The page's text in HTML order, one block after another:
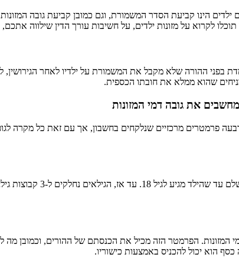
ילדים הינו קביעת הסדר המשמורת, וגם כמובן קביעת גובה
לקרוא על מזונות ילדים, על חשיבות עורך הדין שילווה אתכם,
בפני ההורה שלא מקבל את המשמורת על ילדיו לאחר
שהוא ממלא את חובתו הכספית.
את גובה דמי המזונות
פרמטרים מרכזיים שנלקחים בחשבון, אך עם זאת כל מקרה
המזונות. הפרמטר הזה מכיל את הכנסתם של ההורים, וכמובן
הוא יכול להכניס באמצעות כישוריו.